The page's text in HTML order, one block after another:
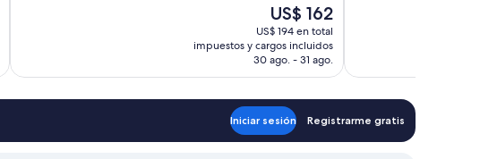
El
precio
actual
es
de
US$ 162
US$ 194 en total
impuestos y cargos incluidos
30 ago. - 31 ago.
Iniciar sesión Registrarme gratis